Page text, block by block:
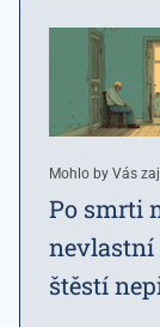
Mohlo by Vás
Po smrti
nevlastní
štěstí